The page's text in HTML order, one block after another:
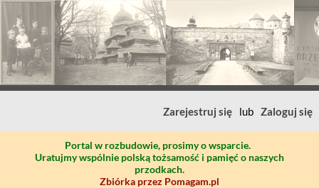
Zarejestruj się lub Zaloguj się
Portal w rozbudowie, prosimy o wsparcie.
Uratujmy wspólnie polską tożsamość i pamięć o naszych
przodkach.
Zbiórka przez Pomagam.pl